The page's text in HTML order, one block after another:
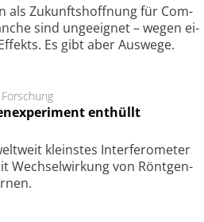
als Zu­kunfts­hoff­nung für Com­
sind un­ge­eig­net – we­gen ei­
Es gibt aber Aus­we­ge.
Forschung
enthüllt
kleins­tes In­ter­fe­ro­me­ter
Wech­sel­wir­kung von Rönt­gen­